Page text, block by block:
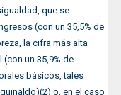
que se
(con un 35,5% de
la cifra más alta
un 35,9% de
básicos, tales
o, en el caso